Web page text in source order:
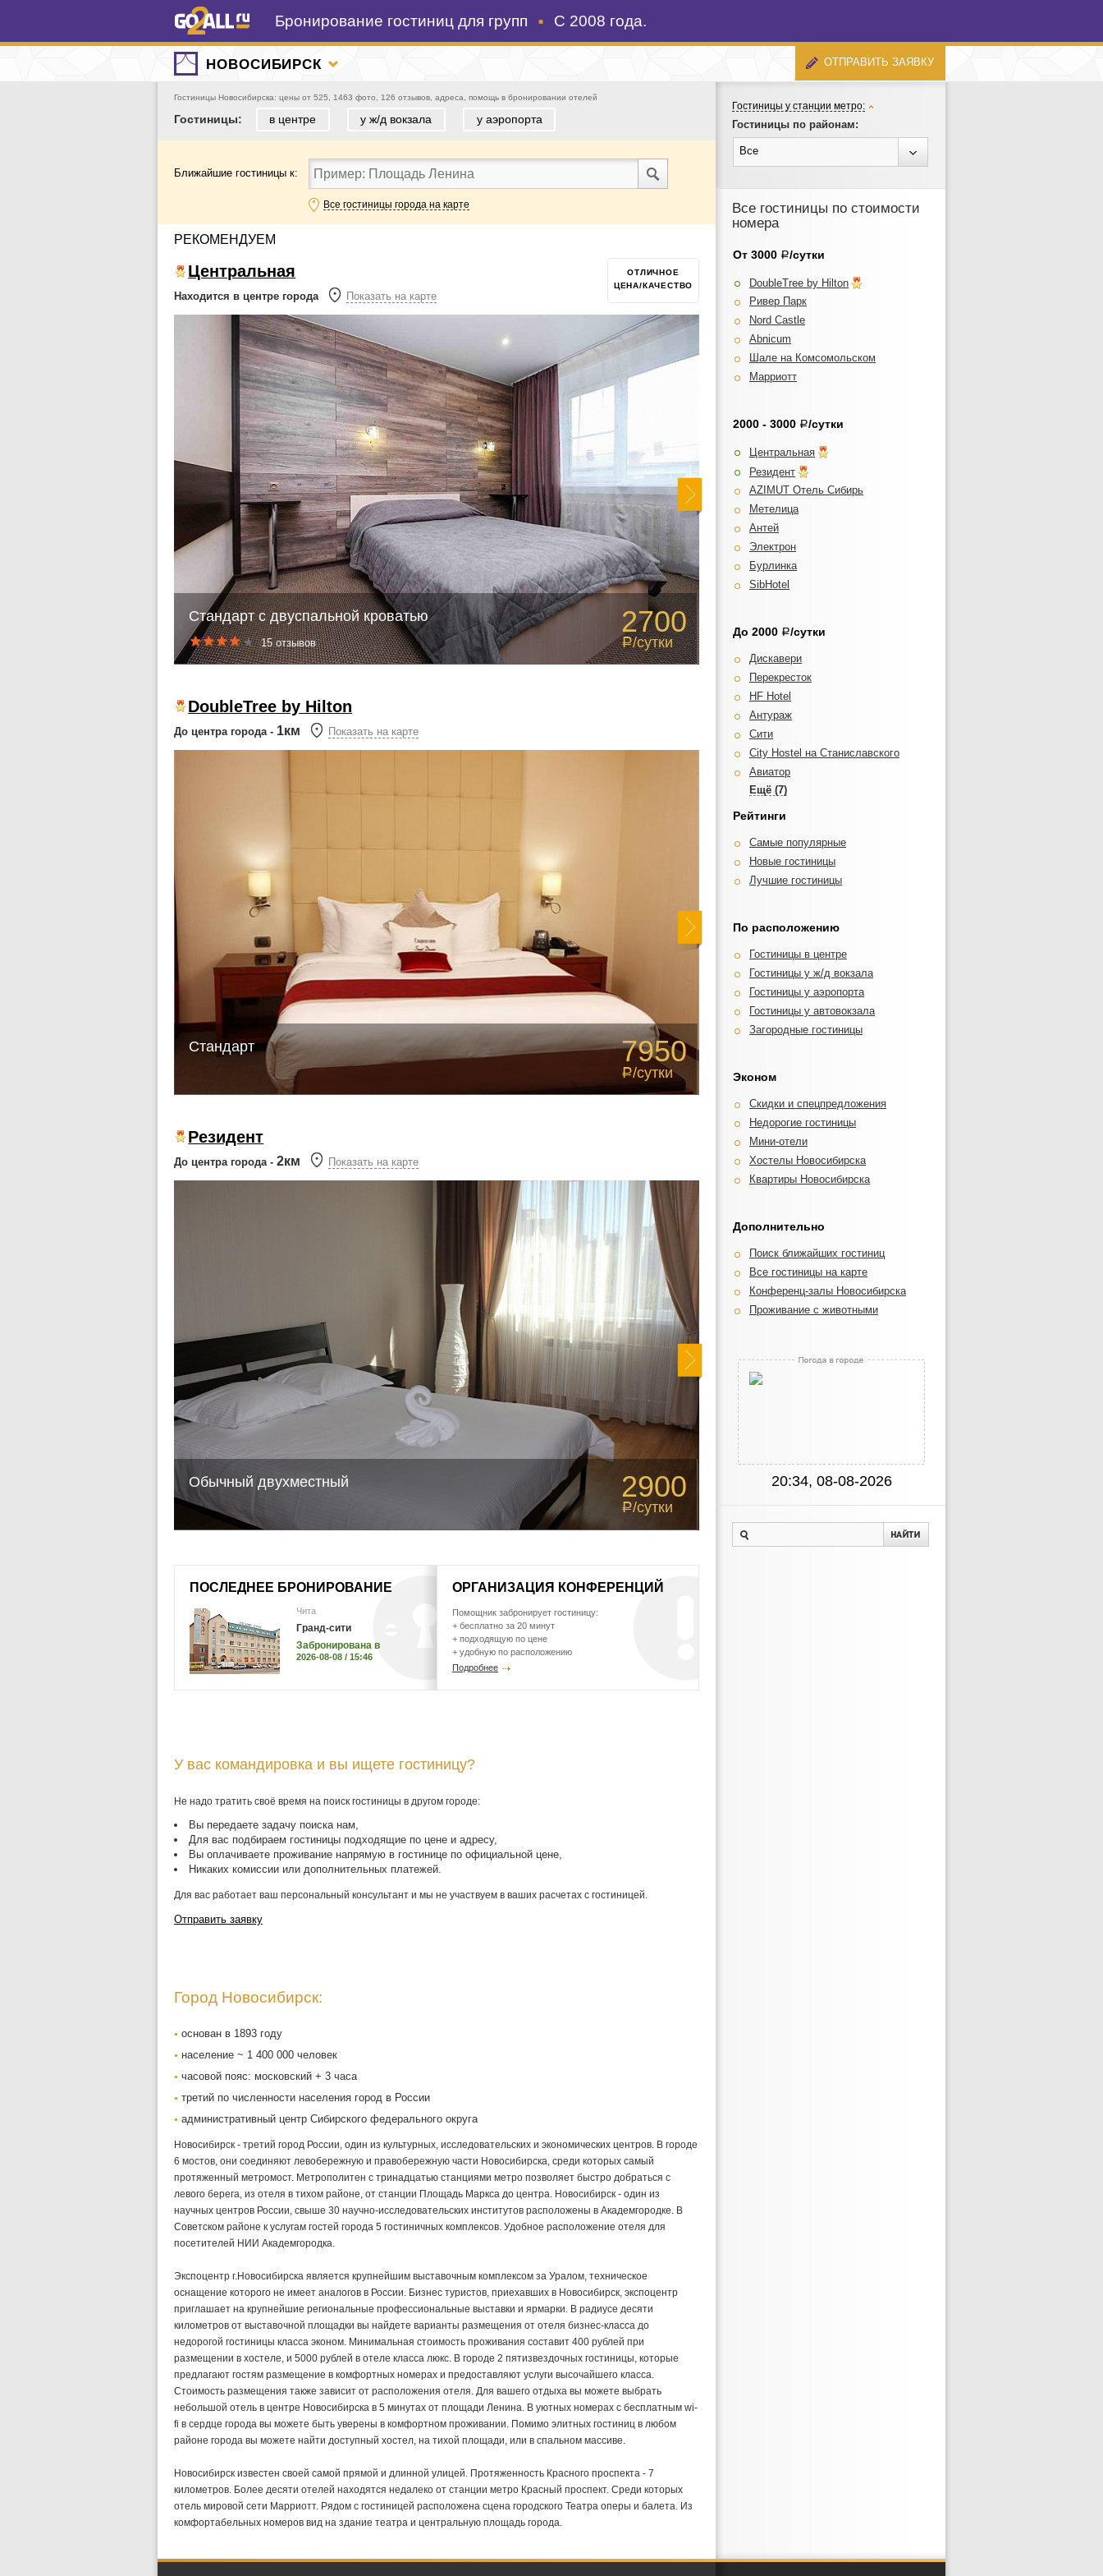
Бронирование гостиниц для групп С 2008 года.
НОВОСИБИРСК ОТПРАВИТЬ ЗАЯВКУ
Гостиницы Новосибирска: цены от 525, 1463 фото, 126 отзывов, адреса, помощь в бронировании отелей
Гостиницы: в центре у ж/д вокзала у аэропорта
Ближайшие гостиницы к:
Все гостиницы города на карте
РЕКОМЕНДУЕМ
Центральная
Находится в центре города Показать на карте
ОТЛИЧНОЕ
ЦЕНА/КАЧЕСТВО
2700
Р/сутки
Стандарт с двуспальной кроватью
15 отзывов
DoubleTree by Hilton
До центра города - 1км Показать на карте
7950
Р/сутки
Стандарт
Резидент
До центра города - 2км Показать на карте
2900
Р/сутки
Обычный двухместный
ПОСЛЕДНЕЕ БРОНИРОВАНИЕ
Чита
Гранд-сити
Забронирована в
2026-08-08 / 15:46
ОРГАНИЗАЦИЯ КОНФЕРЕНЦИЙ
Помощник забронирует гостиницу:
+ бесплатно за 20 минут
+ подходящую по цене
+ удобную по расположению
Подробнее
У вас командировка и вы ищете гостиницу?
Не надо тратить своё время на поиск гостиницы в другом городе:
Вы передаете задачу поиска нам,
Для вас подбираем гостиницы подходящие по цене и адресу,
Вы оплачиваете проживание напрямую в гостинице по официальной цене,
Никаких комиссии или дополнительных платежей.
Для вас работает ваш персональный консультант и мы не участвуем в ваших расчетах с гостиницей.
Отправить заявку
Город Новосибирск:
основан в 1893 году
население ~ 1 400 000 человек
часовой пояс: московский + 3 часа
третий по численности населения город в России
административный центр Сибирского федерального округа
Новосибирск - третий город России, один из культурных, исследовательских и экономических центров. В городе
6 мостов, они соединяют левобережную и правобережную части Новосибирска, среди которых самый
протяженный метромост. Метрополитен с тринадцатью станциями метро позволяет быстро добраться с
левого берега, из отеля в тихом районе, от станции Площадь Маркса до центра. Новосибирск - один из
научных центров России, свыше 30 научно-исследовательских институтов расположены в Академгородке. В
Советском районе к услугам гостей города 5 гостиничных комплексов. Удобное расположение отеля для
посетителей НИИ Академгородка.
Экспоцентр г.Новосибирска является крупнейшим выставочным комплексом за Уралом, техническое
оснащение которого не имеет аналогов в России. Бизнес туристов, приехавших в Новосибирск, экспоцентр
приглашает на крупнейшие региональные профессиональные выставки и ярмарки. В радиусе десяти
километров от выставочной площадки вы найдете варианты размещения от отеля бизнес-класса до
недорогой гостиницы класса эконом. Минимальная стоимость проживания составит 400 рублей при
размещении в хостеле, и 5000 рублей в отеле класса люкс. В городе 2 пятизвездочных гостиницы, которые
предлагают гостям размещение в комфортных номерах и предоставляют услуги высочайшего класса.
Стоимость размещения также зависит от расположения отеля. Для вашего отдыха вы можете выбрать
небольшой отель в центре Новосибирска в 5 минутах от площади Ленина. В уютных номерах с бесплатным wi-
fi в сердце города вы можете быть уверены в комфортном проживании. Помимо элитных гостиниц в любом
районе города вы можете найти доступный хостел, на тихой площади, или в спальном массиве.
Новосибирск известен своей самой прямой и длинной улицей. Протяженность Красного проспекта - 7
километров. Более десяти отелей находятся недалеко от станции метро Красный проспект. Среди которых
отель мировой сети Марриотт. Рядом с гостиницей расположена сцена городского Театра оперы и балета. Из
комфортабельных номеров вид на здание театра и центральную площадь города.
Гостиницы у станции метро:
Гостиницы по районам:
Все
Все гостиницы по стоимости
номера
От 3000 Р/сутки
DoubleTree by Hilton
Ривер Парк
Nord Castle
Abnicum
Шале на Комсомольском
Марриотт
2000 - 3000 Р/сутки
Центральная
Резидент
AZIMUT Отель Сибирь
Метелица
Антей
Электрон
Бурлинка
SibHotel
До 2000 Р/сутки
Дискавери
Перекресток
HF Hotel
Антураж
Сити
City Hostel на Станиславского
Авиатор
Аврора
Северная
Ассоль
Global Sky Hotel
Набережная
Рейтинги
Самые популярные
Новые гостиницы
Лучшие гостиницы
По расположению
Гостиницы в центре
Гостиницы у ж/д вокзала
Гостиницы у аэропорта
Гостиницы у автовокзала
Загородные гостиницы
Эконом
Скидки и спецпредложения
Недорогие гостиницы
Мини-отели
Хостелы Новосибирска
Квартиры Новосибирска
Дополнительно
Поиск ближайших гостиниц
Все гостиницы на карте
Конференц-залы Новосибирска
Проживание с животными
20:34, 08-08-2026